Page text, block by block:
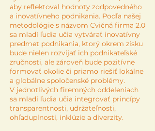
aby reflektoval hodnoty zodpovedného
a inovatívneho podnikania. Podľa našej
metodológie s názvom Cvičná firma 2.0
sa mladí ľudia učia vytvárať inovatívny
predmet podnikania, ktorý okrem zisku
bude nielen rozvíjať ich podnikateľské
zručnosti, ale zároveň bude pozitívne
formovať okolie či priamo riešiť lokálne
a globálne spoločenské problémy.
V jednotlivých firemných oddeleniach
sa mladí ľudia učia integrovať princípy
transparentnosti, udržateľnosti,
ohľaduplnosti, inklúzie a diverzity.